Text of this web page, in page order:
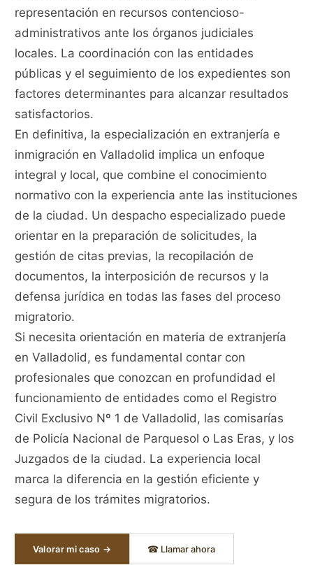
representación en recursos contencioso-
administrativos ante los órganos judiciales
locales. La coordinación con las entidades
públicas y el seguimiento de los expedientes son
factores determinantes para alcanzar resultados
satisfactorios.
En definitiva, la especialización en extranjería e
inmigración en Valladolid implica un enfoque
integral y local, que combine el conocimiento
normativo con la experiencia ante las instituciones
de la ciudad. Un despacho especializado puede
orientar en la preparación de solicitudes, la
gestión de citas previas, la recopilación de
documentos, la interposición de recursos y la
defensa jurídica en todas las fases del proceso
migratorio.
Si necesita orientación en materia de extranjería
en Valladolid, es fundamental contar con
profesionales que conozcan en profundidad el
funcionamiento de entidades como el Registro
Civil Exclusivo Nº 1 de Valladolid, las comisarías
de Policía Nacional de Parquesol o Las Eras, y los
Juzgados de la ciudad. La experiencia local
marca la diferencia en la gestión eficiente y
segura de los trámites migratorios.
Valorar mi caso → ☎ Llamar ahora